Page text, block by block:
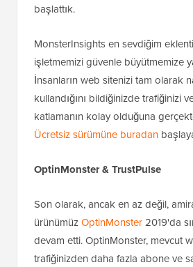
başlattık.
MonsterInsights en sevdiğim
işletmemizi güvenle büyütmemize
İnsanların web sitenizi tam olarak
kullandığını bildiğinizde trafiğinizi
katlamanın kolay olduğuna
Ücretsiz sürümüne buradan
OptinMonster & TrustPulse
Son olarak, ancak en az değil,
ürünümüzOptinMonster2019'da
devam etti. OptinMonster, mevcut
trafiğinizden daha fazla abone ve